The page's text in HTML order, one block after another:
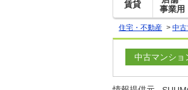
賃貸
事業用
住宅・不動産 > 中
中古マンショ